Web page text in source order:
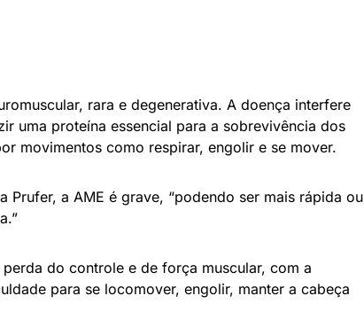
rara e degenerativa. A doença interfere
uma proteína essencial para a sobrevivência dos
movimentos como respirar, engolir e se mover.
Prufer, a AME é grave, “podendo ser mais rápida ou
do controle e de força muscular, com a
para se locomover, engolir, manter a cabeça